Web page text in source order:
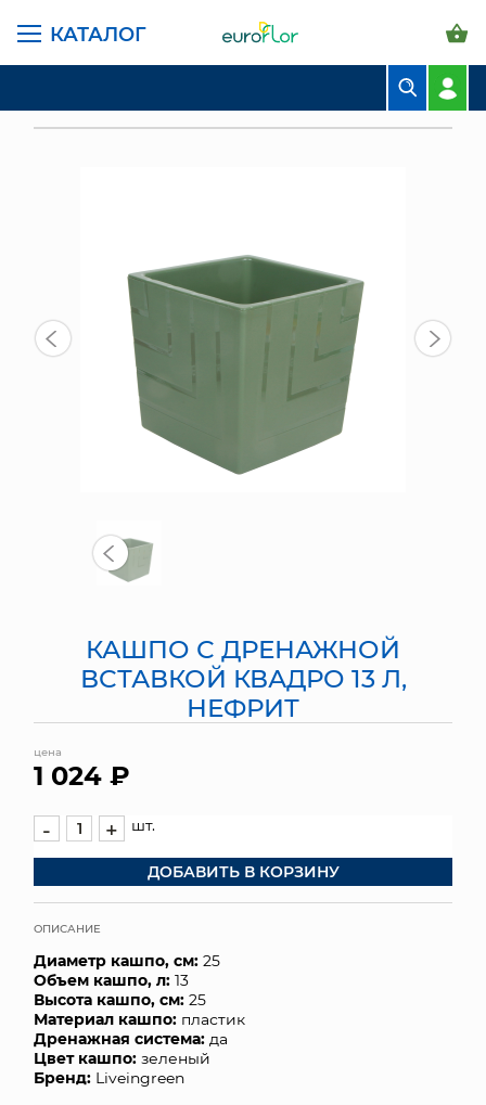
КАТАЛОГ
КОМНАТНЫЕ РАСТЕНИЯ
ГОРШКИ И КАШПО
ГРУНТЫ И УДОБРЕНИЯ
ВАЗЫ
СУНДУКИ
ИСКУССТВЕННЫЕ ЦВЕТЫ
ТОРГОВЫЙ ЦЕНТР
ОПТОВЫМ КЛИЕНТАМ
ДОСТАВКА И ОПЛАТА
ГЛАВНАЯ СТРАНИЦА КАТАЛОГ
ГОРШКИ И КАШПО
КАШПО С ДРЕНАЖНОЙ
ВСТАВКОЙ КВАДРО 13 Л,
НЕФРИТ
цена
1 024 ₽
- + шт.
ДОБАВИТЬ В КОРЗИНУ
ОПИСАНИЕ
Диаметр кашпо, см: 25
Объем кашпо, л: 13
Высота кашпо, см: 25
Материал кашпо: пластик
Дренажная система: да
Цвет кашпо: зеленый
Бренд: Liveingreen